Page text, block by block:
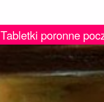
Tabletki poronne